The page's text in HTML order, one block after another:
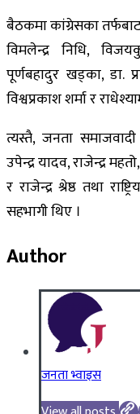
बैठकमा कांग्रेसका
विमलेन्द्र निधि,
पूर्णबहादुर खड्का, डा.
विश्वप्रकाश शर्मा र
त्यस्तै, जनता समाजवादी
उपेन्द्र यादव, राजेन्द्र
र राजेन्द्र श्रेष्ठ तथा
सहभागी थिए ।
Author
जनता भ्वाइस